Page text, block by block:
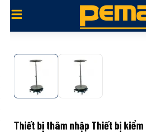
Thiết bị thâm nhập Thiết bị